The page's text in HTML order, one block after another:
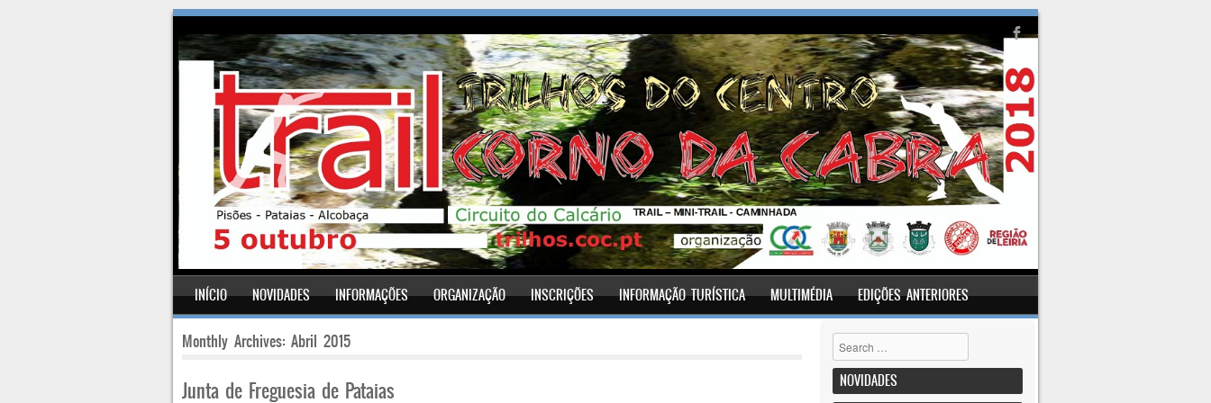
Menu
SKIP TO CONTENT
INÍCIO NOVIDADES INFORMAÇÕES ORGANIZAÇÃO INSCRIÇÕES INFORMAÇÃO TURÍSTICA MULTIMÉDIA EDIÇÕES ANTERIORES
Monthly Archives: Abril 2015
Junta de Freguesia de Pataias
Pesquisar
NOVIDADES